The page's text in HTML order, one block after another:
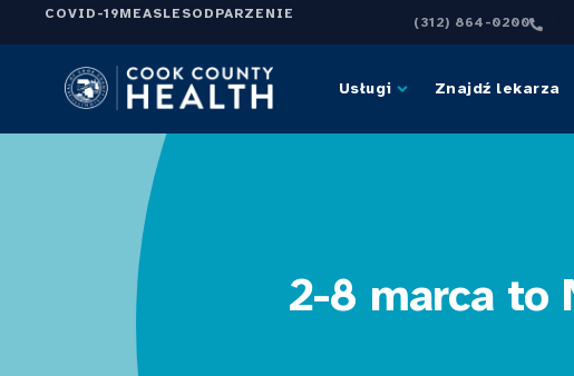
COVID-19MEASLESODPARZENIE
(312) 864-0200
Usługi Znajdź lekarza
2-8 marca to